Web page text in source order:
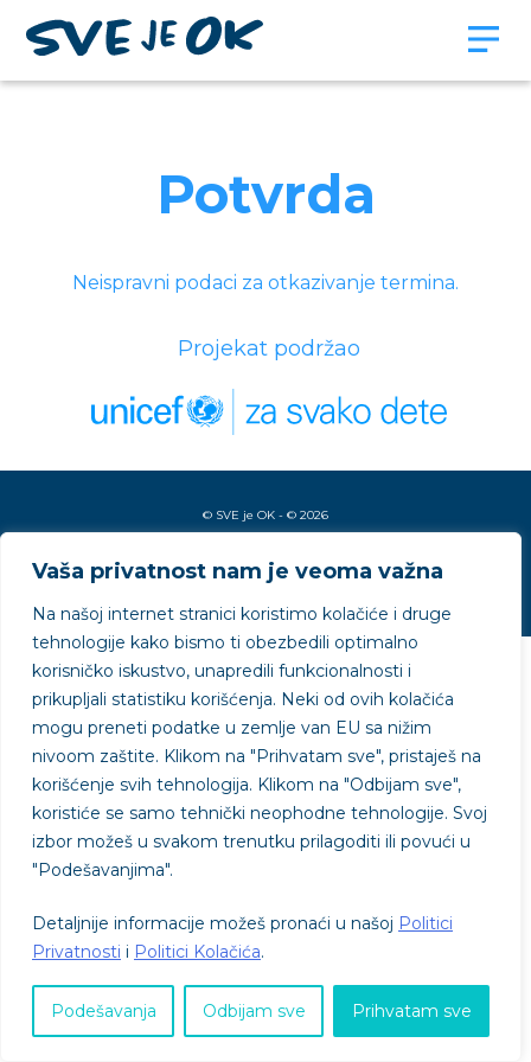
Vaša privatnost nam je veoma važna
Na našoj internet stranici koristimo kolačiće i druge
tehnologije kako bismo ti obezbedili optimalno
korisničko iskustvo, unapredili funkcionalnosti i
prikupljali statistiku korišćenja. Neki od ovih kolačića
mogu preneti podatke u zemlje van EU sa nižim
nivoom zaštite. Klikom na "Prihvatam sve", pristaješ na
korišćenje svih tehnologija. Klikom na "Odbijam sve",
koristiće se samo tehnički neophodne tehnologije. Svoj
izbor možeš u svakom trenutku prilagoditi ili povući u
"Podešavanjima".
Detaljnije informacije možeš pronaći u našoj Politici
Privatnosti i Politici Kolačića.
Podešavanja Odbijam sve Prihvatam sve
Potvrda
Neispravni podaci za otkazivanje termina.
Projekat podržao
© SVE je OK - © 2026